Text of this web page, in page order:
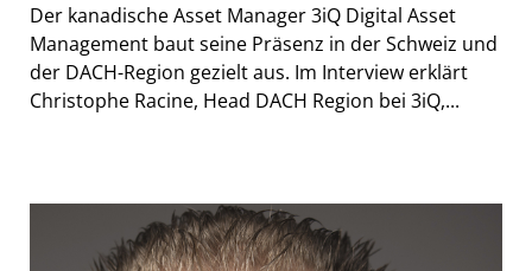
Der kanadische Asset Manager 3iQ Digital Asset
Management baut seine Präsenz in der Schweiz und
der DACH-Region gezielt aus. Im Interview erklärt
Christophe Racine, Head DACH Region bei 3iQ,...